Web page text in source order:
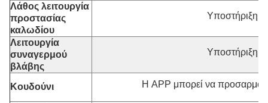
Λάθος λειτουργία
προστασίας
καλωδίου
Υποστήριξη
Λειτουργία
συναγερμού
βλάβης
Υποστήριξη
Κουδούνι Η APP μπορεί να